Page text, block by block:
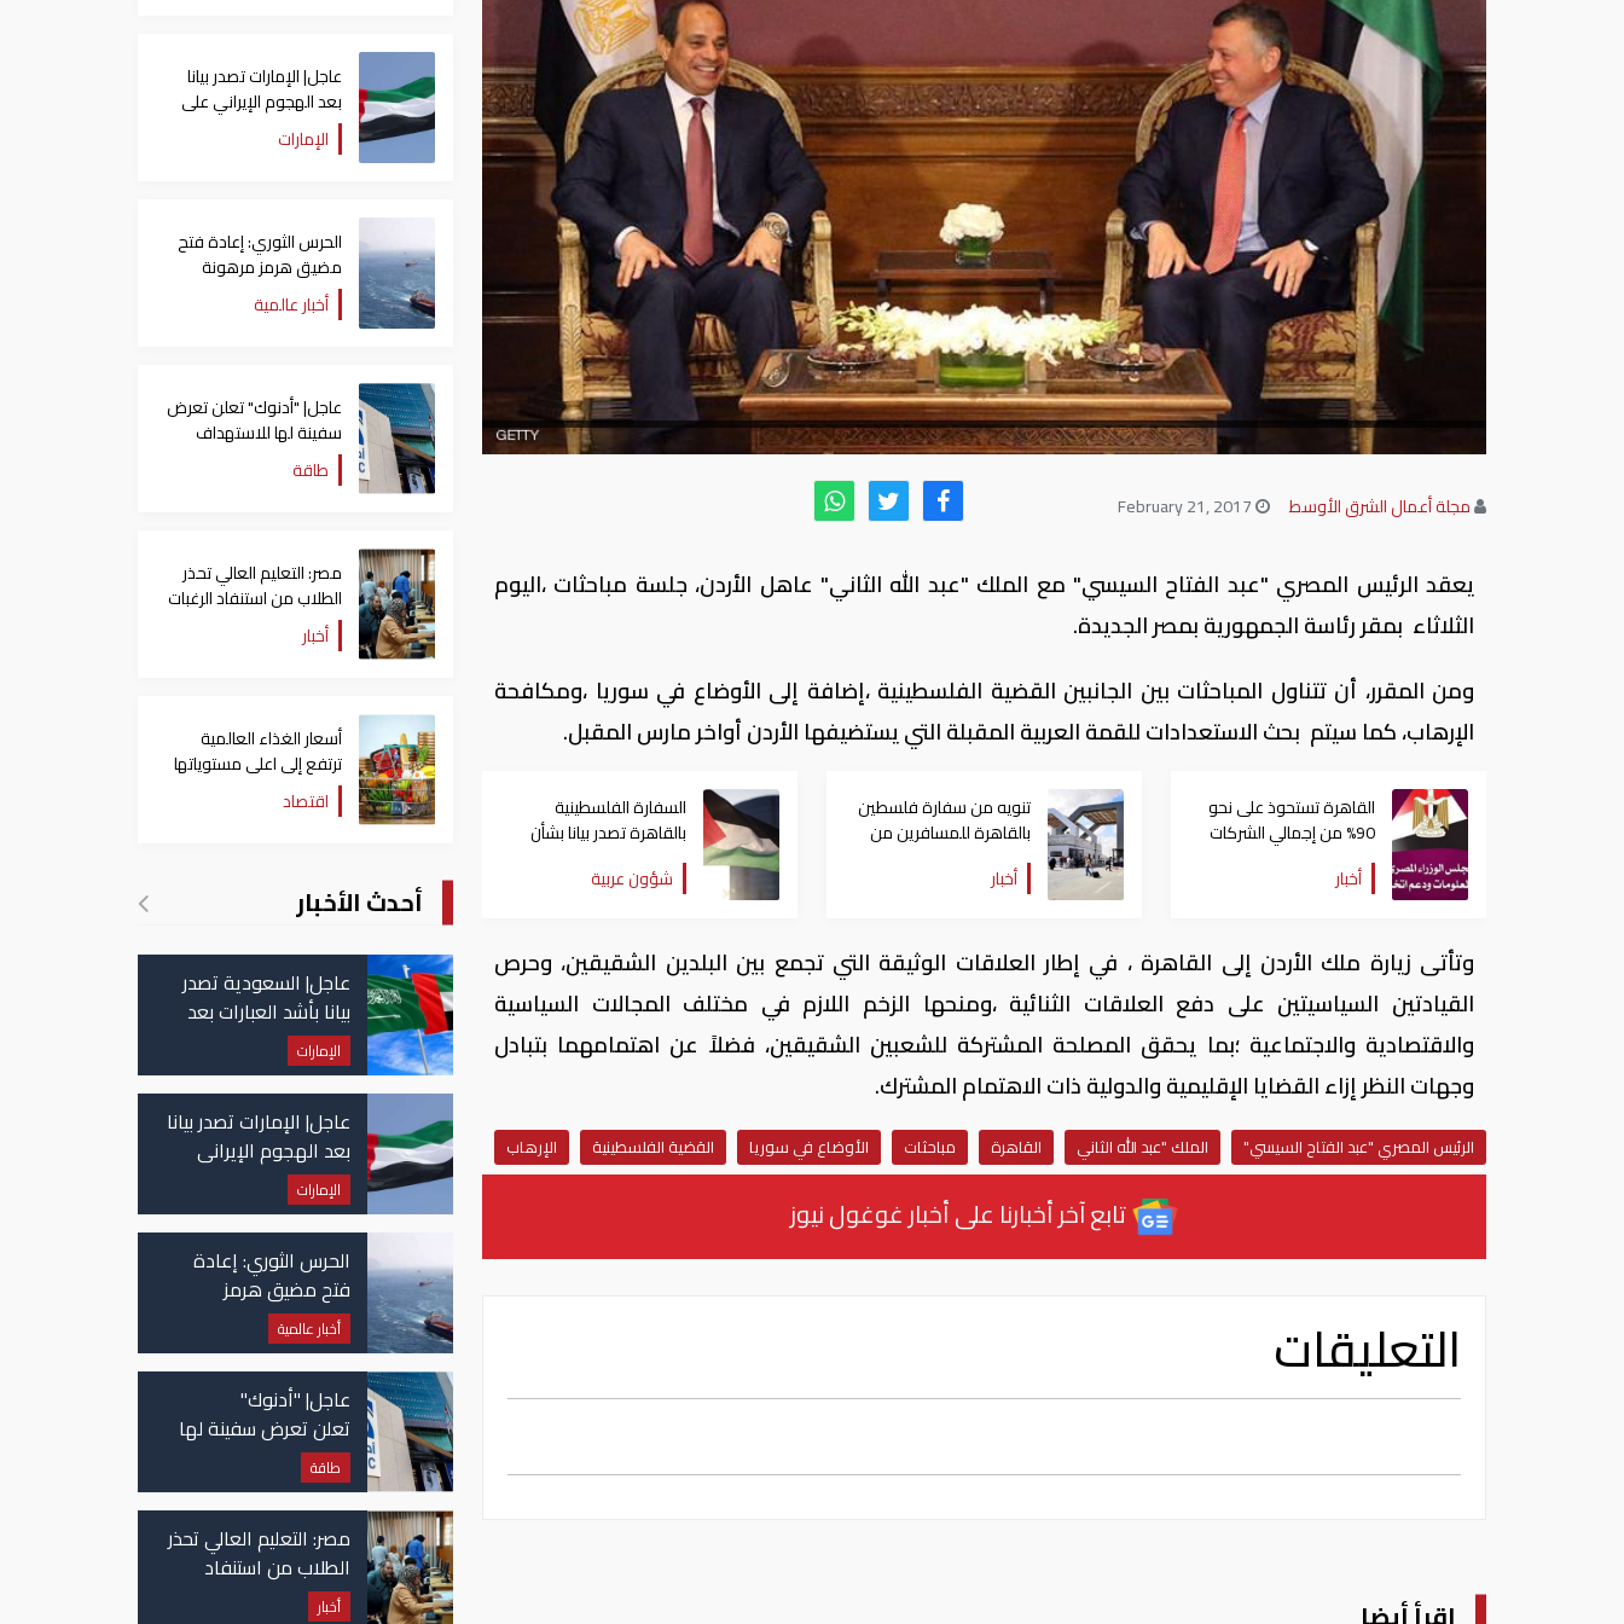
مجلة أعمال الشرق الأوسط
يعقد الرئيس المصري "عبد الفتاح السيسي" مع الملك "عبد الله الثاني" عاهل الأردن، جلسة مباحثات ،اليوم
الثلاثاء بمقر رئاسة الجمهورية بمصر الجديدة.
ومن المقرر، أن تتناول المباحثات بين الجانبين القضية الفلسطينية ،إضافة إلى الأوضاع في سوريا ،ومكافحة
الإرهاب، كما سيتم بحث الاستعدادات للقمة العربية المقبلة التي يستضيفها الأردن أواخر مارس المقبل.
القاهرة تستحوذ على نحو
90% من إجمالي الشركات
الناشئة في مصر
أخبار
تنويه من سفارة فلسطين
بالقاهرة للمسافرين من
مصر إلى غزة
أخبار
السفارة الفلسطينية
بالقاهرة تصدر بيانا بشأن
قرار "المخاتير والوجهاء"
شؤون عربية
وتأتى زيارة ملك الأردن إلى القاهرة ، في إطار العلاقات الوثيقة التي تجمع بين البلدين الشقيقين، وحرص
القيادتين السياسيتين على دفع العلاقات الثنائية ،ومنحها الزخم اللازم في مختلف المجالات السياسية
والاقتصادية والاجتماعية ؛بما يحقق المصلحة المشتركة للشعبين الشقيقين، فضلاً عن اهتمامهما بتبادل
وجهات النظر إزاء القضايا الإقليمية والدولية ذات الاهتمام المشترك.
الرئيس المصري "عبد الفتاح السيسي" الملك "عبد الله الثاني القاهرة مباحثات الأوضاع في سوريا القضية الفلسطينية الإرهاب
تابع آخر أخبارنا على أخبار غوغول نيوز
التعليقات
عاجل| الإمارات تصدر بيانا
بعد الهجوم الإيراني على
سفينة تابعة لـ"أدنوك"
الإمارات
الحرس الثوري: إعادة فتح
مضيق هرمز مرهونة
بقبول واشنطن الكامل
لشروط طهران
أخبار عالمية
عاجل| "أدنوك" تعلن تعرض
سفينة لها للاستهداف
بصاروخ في مضيق هرمز
طاقة
مصر: التعليم العالي تحذر
الطلاب من استنفاد الرغبات
قبل غلق التسجيل
أخبار
أسعار الغذاء العالمية
ترتفع إلى اعلى مستوياتها
منذ 3 سنواتاقتصاد
أحدث الأخبار
عاجل| السعودية تصدر
بيانا بأشد العبارات بعد
استهداف إيران لناقلة
إماراتية
الإمارات
عاجل| الإمارات تصدر بيانا
بعد الهجوم الإيراني
على سفينة تابعة
لـ"أدنوك"
الإمارات
الحرس الثوري: إعادة
فتح مضيق هرمز
مرهونة بقبول واشنطن
الكامل لشروط طهران
أخبار عالمية
عاجل| "أدنوك"
تعلن تعرض سفينة لها
للاستهداف بصاروخ في
مضيق هرمز
طاقة
مصر: التعليم العالي تحذر
الطلاب من استنفاد
الرغبات قبل غلق
أخبار